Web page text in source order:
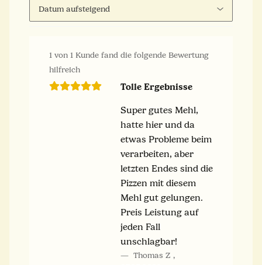
1 von 1 Kunde fand die folgende Bewertung
hilfreich
Tolle Ergebnisse
Super gutes Mehl,
hatte hier und da
etwas Probleme beim
verarbeiten, aber
letzten Endes sind die
Pizzen mit diesem
Mehl gut gelungen.
Preis Leistung auf
jeden Fall
unschlagbar!
Thomas Z ,